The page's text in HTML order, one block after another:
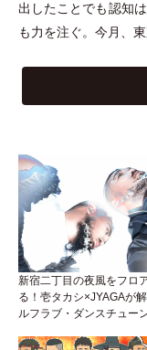
出したことでも認知
も力を注ぐ。今月、
新宿二丁目の夜風をフロ
る！壱タカシ×JYAGAが
ルフラブ・ダンスチュー